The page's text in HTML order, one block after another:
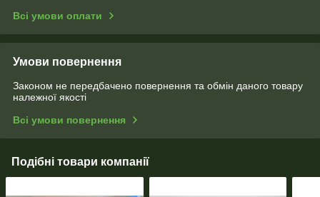
Всі умови оплати
Умови повернення
Законом не передбачено повернення та обмін даного товару
належної якості
Всі умови повернення
Подібні товари компанії